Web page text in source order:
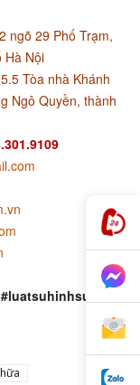
ngõ 29 Phố Trạm,
Hà Nội
Tòa nhà Khánh
Ngô Quyền, thành